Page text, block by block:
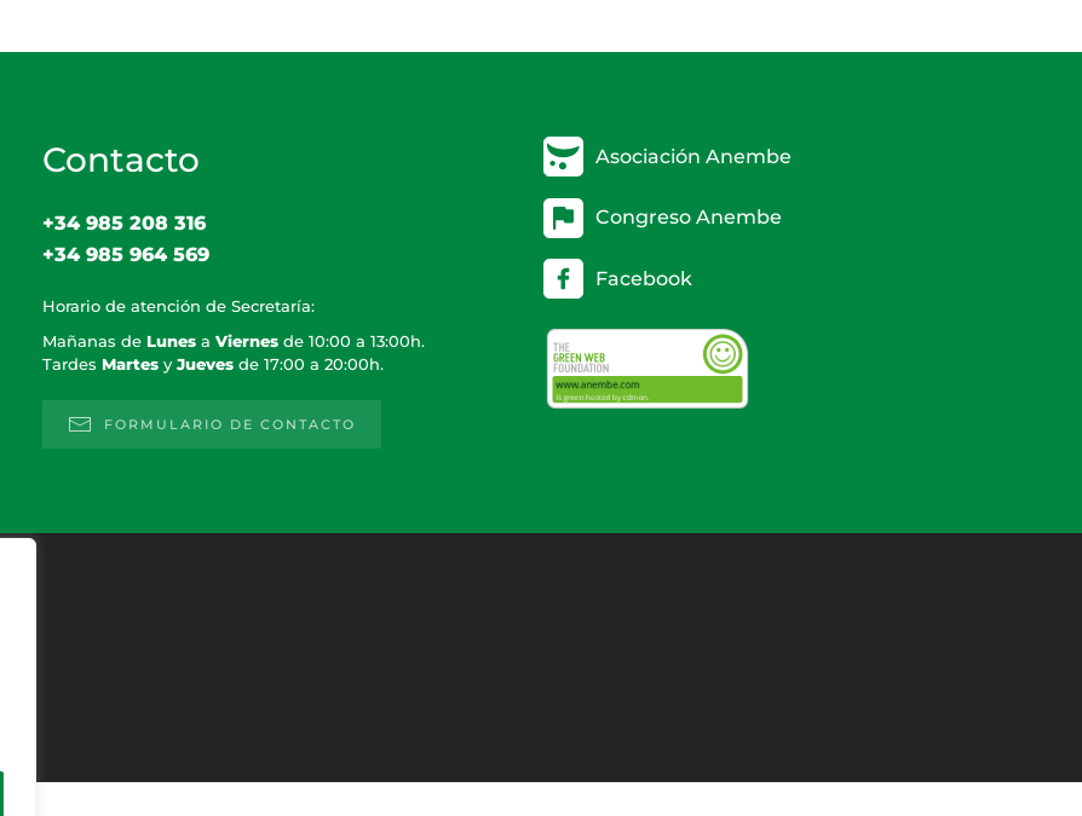
Contacto
+34 985 208 316
+34 985 964 569
Horario de atención de Secretaría:
Mañanas deLunes aViernes de 10:00 a 13:00h.
TardesMartes yJueves de 17:00 a 20:00h.
FORMULARIO DE CONTACTO
Asociación Anembe
Congreso Anembe
Facebook